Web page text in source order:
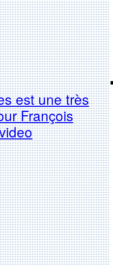
est une très
François